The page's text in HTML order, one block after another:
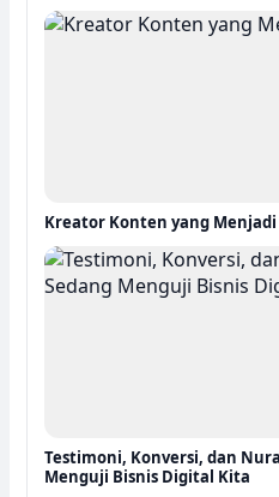
Kreator Konten yang
Testimoni, Konversi, dan
Menguji Bisnis Digital Kita